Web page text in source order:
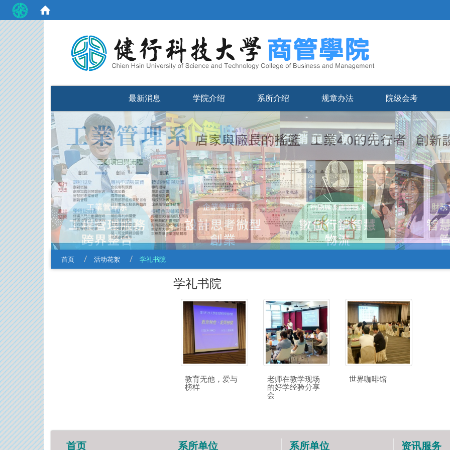
最新消息 学院介绍 系所介绍 规章办法 院级会考
首页 活动花絮 学礼书院
学礼书院
教育无他，爱与
榜样
老师在教学现场
的好学经验分享
会
世界咖啡馆
首页 系所单位 系所单位 资讯服务